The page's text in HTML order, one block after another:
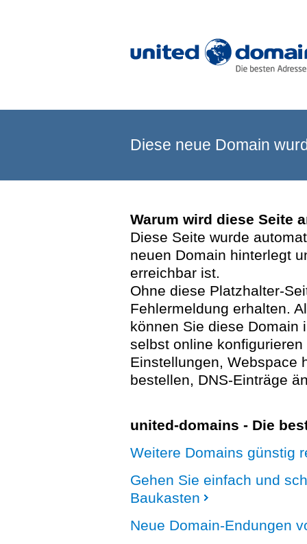
Diese neue Domain
Warum wird diese Seite
Diese Seite wurde
neuen Domain hinterlegt
erreichbar ist.
Ohne diese Platzhalter-
Fehlermeldung erhalten.
können Sie diese Domain
selbst online
Einstellungen, Webspace
bestellen, DNS-Einträge
united-domains - Die
Weitere Domains günstig
Gehen Sie einfach und
Baukasten
Neue Domain-Endungen